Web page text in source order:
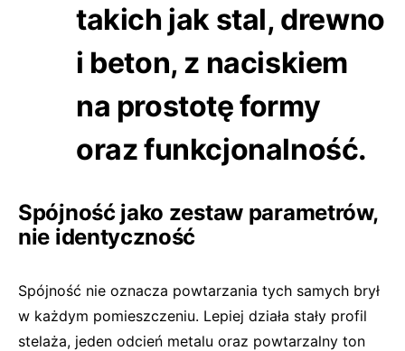
takich jak stal, drewno
i beton, z naciskiem
na prostotę formy
oraz funkcjonalność.
Spójność jako zestaw parametrów,
nie identyczność
Spójność nie oznacza powtarzania tych samych brył
w każdym pomieszczeniu. Lepiej działa stały profil
stelaża, jeden odcień metalu oraz powtarzalny ton